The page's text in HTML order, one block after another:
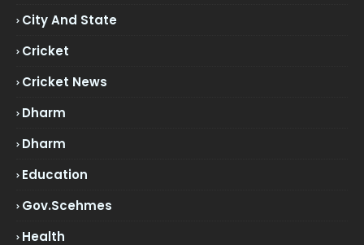
City And State
Cricket
Cricket News
Dharm
Dharm
Education
Gov.scehmes
Health